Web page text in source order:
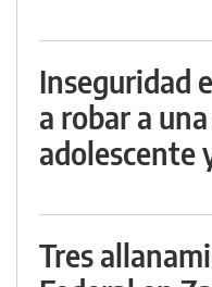
Inseguridad
a robar a
adolescente
Tres